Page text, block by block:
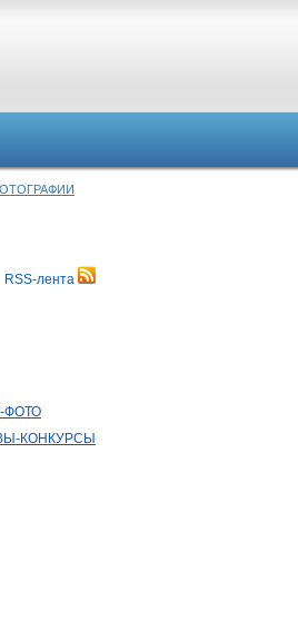
RSS-лента
ФОТО
КОНКУРСЫ